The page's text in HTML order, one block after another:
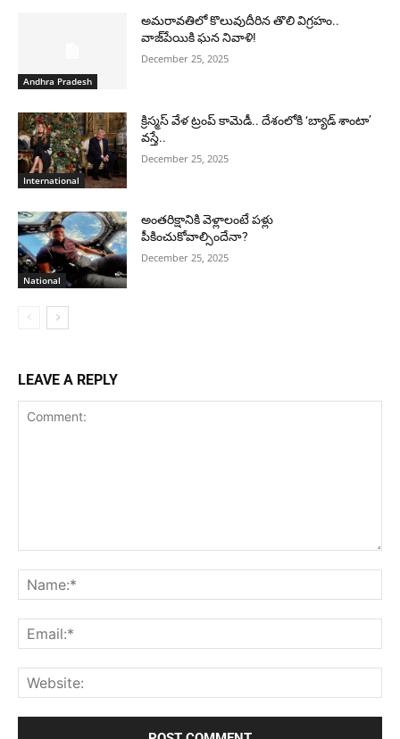
Andhra Pradesh
అమరావతిలో కొలువుదీరిన తొలి విగ్రహం..
వాజ్‌పేయికి ఘన నివాళి!
December 25, 2025
International
క్రిస్మస్ వేళ ట్రంప్ కామెడీ.. దేశంలోకి ‘బ్యాడ్ శాంటా’
వస్తే..
December 25, 2025
National
అంతరిక్షానికి వెళ్లాలంటే పళ్లు
పీకించుకోవాల్సిందేనా?
December 25, 2025
LEAVE A REPLY